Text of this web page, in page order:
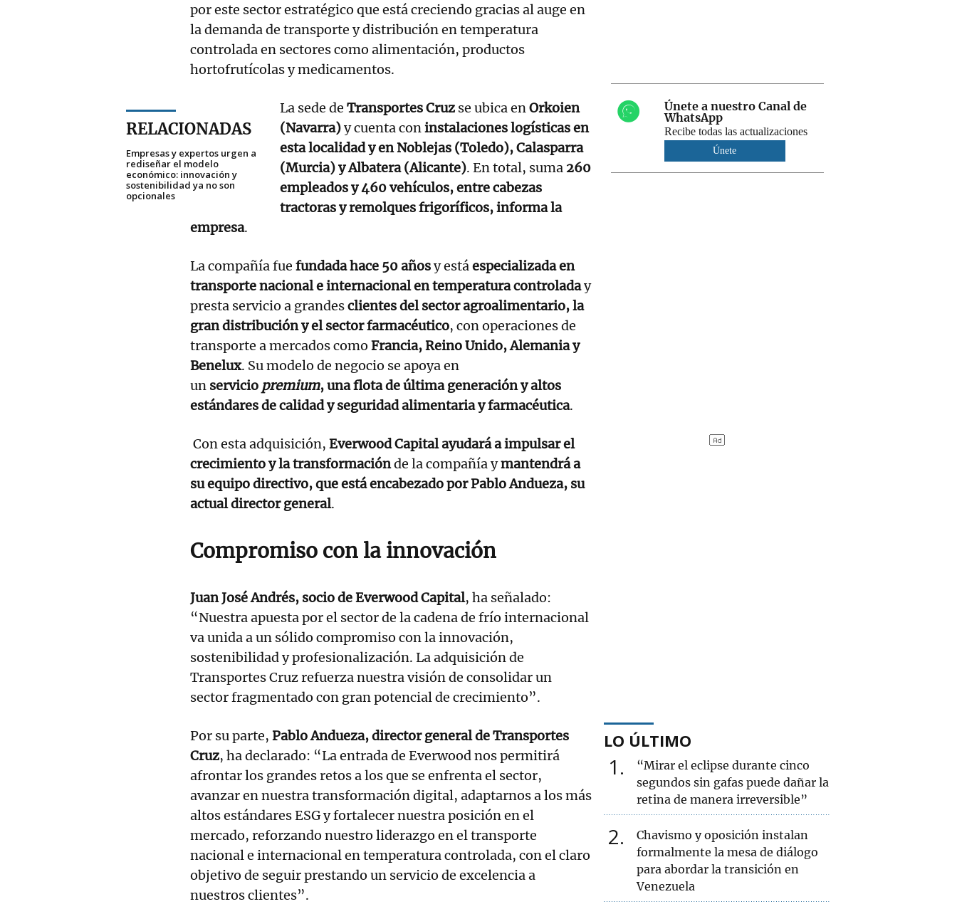
por este sector estratégico que está creciendo gracias al auge en
la demanda de transporte y distribución en temperatura
controlada en sectores como alimentación, productos
hortofrutícolas y medicamentos.
RELACIONADAS
Empresas y expertos urgen a
rediseñar el modelo
económico: innovación y
sostenibilidad ya no son
opcionales
La sede deTransportes Cruz se ubica enOrkoien
(Navarra)y cuenta coninstalaciones logísticas en
esta localidad y en Noblejas (Toledo), Calasparra
(Murcia) y Albatera (Alicante). En total, suma 260
empleados y 460 vehículos, entre cabezas
tractoras y remolques frigoríficos, informa la
empresa.
La compañía fue fundada hace 50 añosy estáespecializada en
transporte nacional e internacional en temperatura controladay
presta servicio a grandesclientes del sector agroalimentario, la
gran distribución y el sector farmacéutico, con operaciones de
transporte a mercados como Francia, Reino Unido, Alemania y
Benelux. Su modelo de negocio se apoya en
un servicio premium, una flota de última generación y altos
estándares de calidad y seguridad alimentaria y farmacéutica.
Con esta adquisición, Everwood Capital ayudará a impulsar el
crecimiento y la transformaciónde la compañía ymantendrá a
su equipo directivo, que está encabezado por Pablo Andueza, su
actual director general.
Compromiso con la innovación
Juan José Andrés, socio de Everwood Capital, ha señalado:
“Nuestra apuesta por el sector de la cadena de frío internacional
va unida a un sólido compromiso con la innovación,
sostenibilidad y profesionalización. La adquisición de
Transportes Cruz refuerza nuestra visión de consolidar un
sector fragmentado con gran potencial de crecimiento”.
Por su parte, Pablo Andueza, director general de Transportes
Cruz, ha declarado: “La entrada de Everwood nos permitirá
afrontar los grandes retos a los que se enfrenta el sector,
avanzar en nuestra transformación digital, adaptarnos a los más
altos estándares ESG y fortalecer nuestra posición en el
mercado, reforzando nuestro liderazgo en el transporte
nacional e internacional en temperatura controlada, con el claro
objetivo de seguir prestando un servicio de excelencia a
nuestros clientes”.
Únete a nuestro Canal de
WhatsApp
Recibe todas las actualizaciones
Únete
LO ÚLTIMO
1
“Mirar el eclipse durante cinco
segundos sin gafas puede dañar la
retina de manera irreversible”
2
Chavismo y oposición instalan
formalmente la mesa de diálogo
para abordar la transición en
Venezuela